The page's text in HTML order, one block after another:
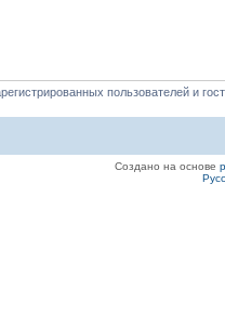
пользователей и
Создано на основе